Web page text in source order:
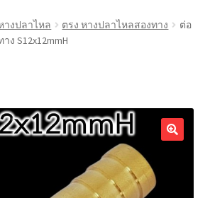
างปลาไหล ตรง หางปลาไหลสองทาง
ต่อ
S12x12mmH